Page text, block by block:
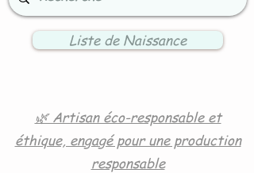
Liste de Naissance
🌿 Artisan éco-responsable et
éthique, engagé pour une production
responsable